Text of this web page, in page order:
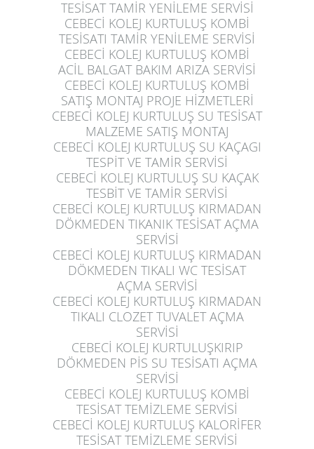
TESİSAT TAMİR YENİLEME SERVİSİ
CEBECİ KOLEJ KURTULUŞ KOMBİ
TESİSATI TAMİR YENİLEME SERVİSİ
CEBECİ KOLEJ KURTULUŞ KOMBİ
ACİL BALGAT BAKIM ARIZA SERVİSİ
CEBECİ KOLEJ KURTULUŞ KOMBİ
SATIŞ MONTAJ PROJE HİZMETLERİ
CEBECİ KOLEJ KURTULUŞ SU TESİSAT
MALZEME SATIŞ MONTAJ
CEBECİ KOLEJ KURTULUŞ SU KAÇAGI
TESPİT VE TAMİR SERVİSİ
CEBECİ KOLEJ KURTULUŞ SU KAÇAK
TESBİT VE TAMİR SERVİSİ
CEBECİ KOLEJ KURTULUŞ KIRMADAN
DÖKMEDEN TIKANIK TESİSAT AÇMA
SERVİSİ
CEBECİ KOLEJ KURTULUŞ KIRMADAN
DÖKMEDEN TIKALI WC TESİSAT
AÇMA SERVİSİ
CEBECİ KOLEJ KURTULUŞ KIRMADAN
TIKALI CLOZET TUVALET AÇMA
SERVİSİ
CEBECİ KOLEJ KURTULUŞKIRIP
DÖKMEDEN PİS SU TESİSATI AÇMA
SERVİSİ
CEBECİ KOLEJ KURTULUŞ KOMBİ
TESİSAT TEMİZLEME SERVİSİ
CEBECİ KOLEJ KURTULUŞ KALORİFER
TESİSAT TEMİZLEME SERVİSİ